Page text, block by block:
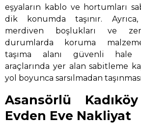
eşyaların kablo ve hortumları
dik konumda taşınır.
merdiven boşlukları ve
durumlarda koruma
taşıma alanı güvenli hale
araçlarında yer alan sabitleme
yol boyunca sarsılmadan
Asansörlü
Evden Eve Nakliyat